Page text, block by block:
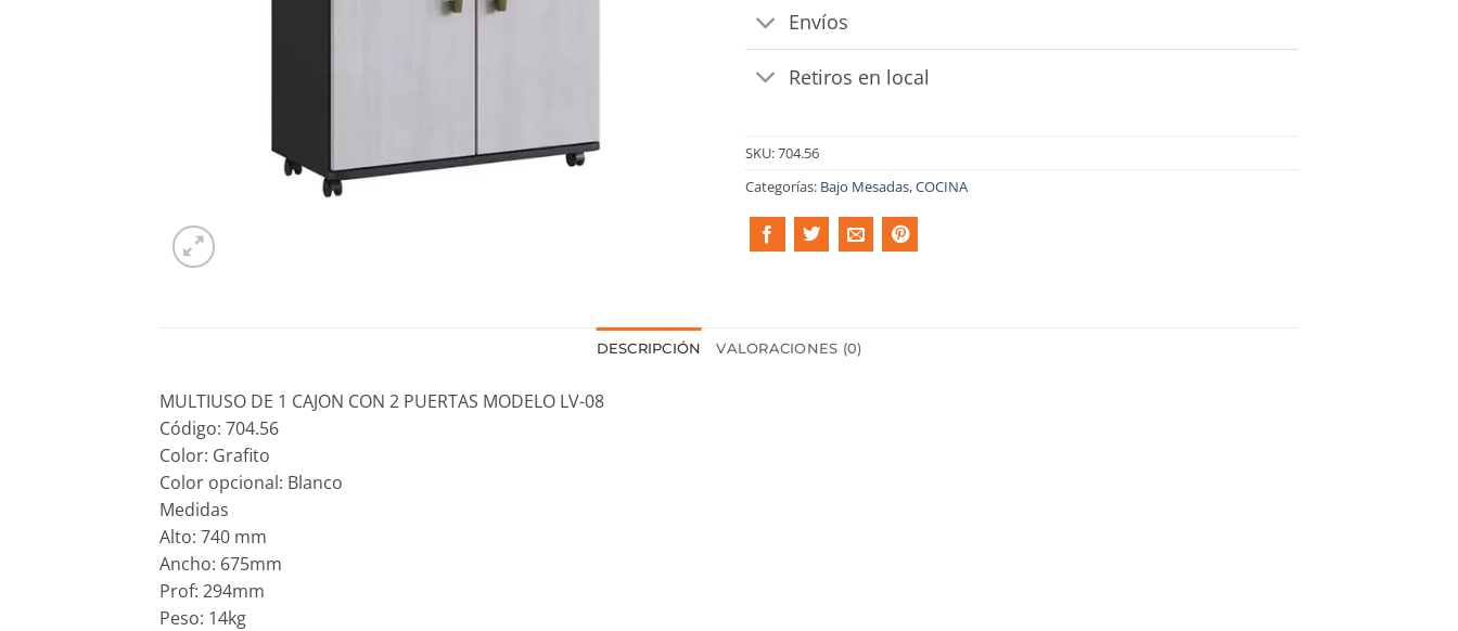
Envíos
Retiros en local
SKU:704.56
Categorías: Bajo Mesadas,COCINA
DESCRIPCIÓN VALORACIONES (0)
MULTIUSO DE 1 CAJON CON 2 PUERTAS MODELO LV-08
Código: 704.56
Color: Grafito
Color opcional: Blanco
Medidas
Alto: 740 mm
Ancho: 675mm
Prof: 294mm
Peso: 14kg